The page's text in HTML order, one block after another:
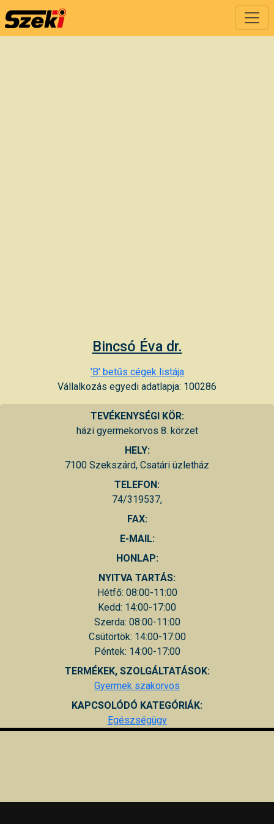
Bincsó Éva dr.
'B' betűs cégek listája
Vállalkozás egyedi adatlapja: 100286
TEVÉKENYSÉGI KÖR:
házi gyermekorvos 8. körzet
HELY:
7100 Szekszárd, Csatári üzletház
TELEFON:
74/319537,
FAX:
E-MAIL:
HONLAP:
NYITVA TARTÁS:
Hétfő: 08:00-11:00
Kedd: 14:00-17:00
Szerda: 08:00-11:00
Csütörtök: 14:00-17:00
Péntek: 14:00-17:00
TERMÉKEK, SZOLGÁLTATÁSOK:
Gyermek szakorvos
KAPCSOLÓDÓ KATEGÓRIÁK:
Egészségügy